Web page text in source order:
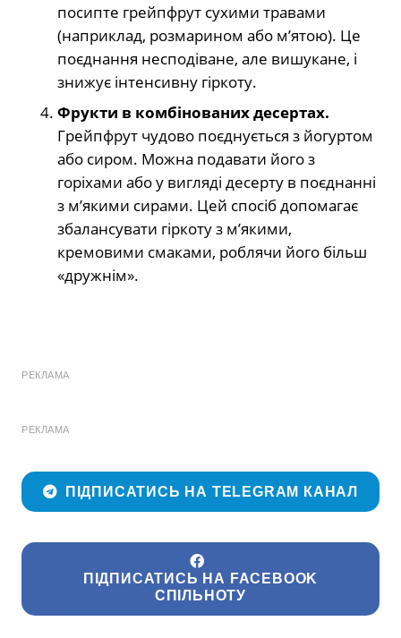
посипте грейпфрут сухими травами
(наприклад, розмарином або м’ятою). Це
поєднання несподіване, але вишукане, і
знижує інтенсивну гіркоту.
Фрукти в комбінованих десертах.
Грейпфрут чудово поєднується з йогуртом
або сиром. Можна подавати його з
горіхами або у вигляді десерту в поєднанні
з м’якими сирами. Цей спосіб допомагає
збалансувати гіркоту з м’якими,
кремовими смаками, роблячи його більш
«дружнім».
РЕКЛАМА
РЕКЛАМА
ПІДПИСАТИСЬ НА TELEGRAM КАНАЛ
ПІДПИСАТИСЬ НА FACEBOOK
СПІЛЬНОТУ